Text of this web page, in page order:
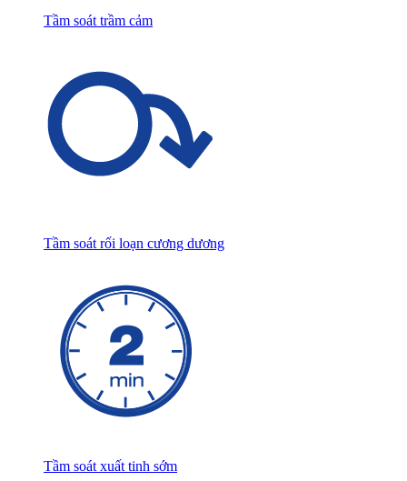
Tầm soát trầm cảm
Tầm soát rối loạn cương dương
Tầm soát xuất tinh sớm